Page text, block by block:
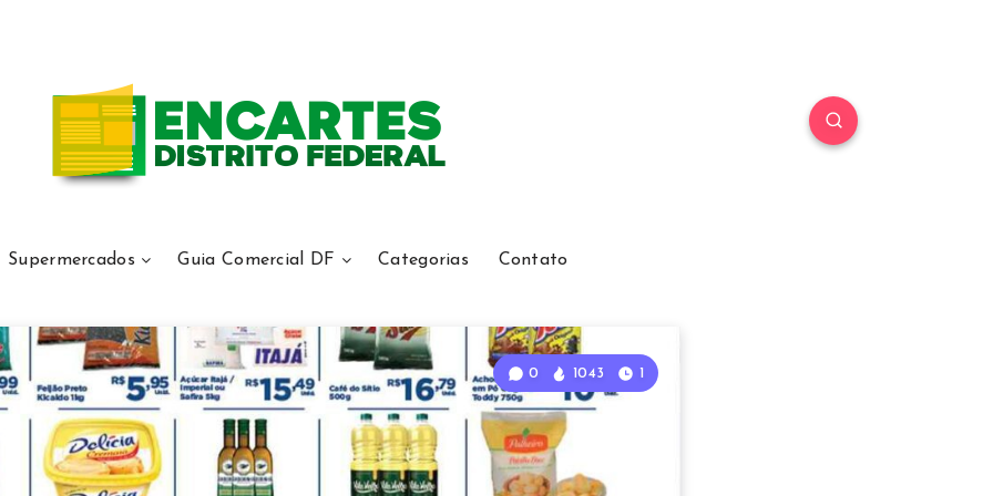
Supermercados Guia Comercial DF Categorias Contato
0 1043 1